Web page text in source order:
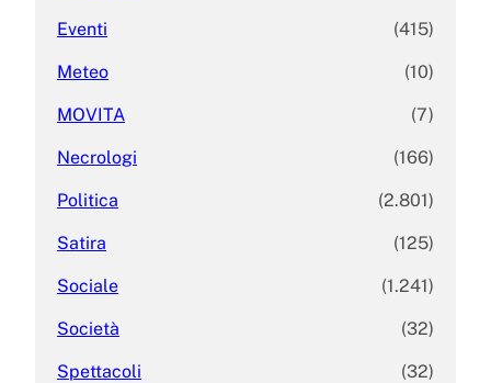
Eventi (415)
Meteo (10)
MOVITA (7)
Necrologi (166)
Politica (2.801)
Satira (125)
Sociale (1.241)
Società (32)
Spettacoli (32)